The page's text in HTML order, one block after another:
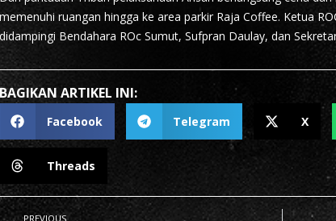
memenuhi ruangan hingga ke area parkir Raja Coffee. Ketua
didampingi Bendahara ROc Sumut, Sufpran Daulay, dan
BAGIKAN ARTIKEL INI:
Facebook Telegram X
Threads
PREVIOUS